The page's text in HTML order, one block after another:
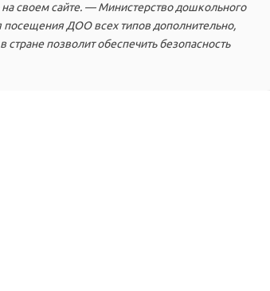
своем сайте. — Министерство дошкольного
посещения ДОО всех типов дополнительно,
позволит обеспечить безопасность